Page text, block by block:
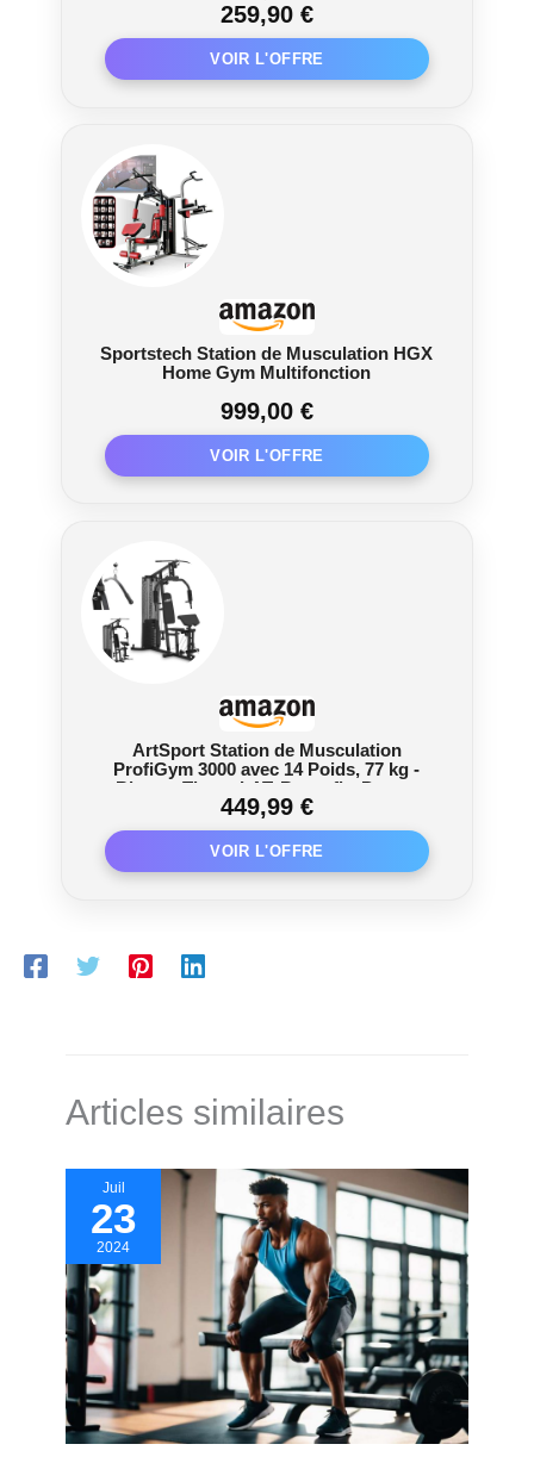
multifonction, Rembourrage épais,
Charge max. 150 kg
259,90 €
Sportstech Station de Musculation HGX
Home Gym Multifonction
999,00 €
ArtSport Station de Musculation
ProfiGym 3000 avec 14 Poids, 77 kg -
Biceps, Tirage LAT, Butterfly, Presse
Pectorale & Jambes - Fitness à Domicile
449,99 €
Articles similaires
Juil
23
2024